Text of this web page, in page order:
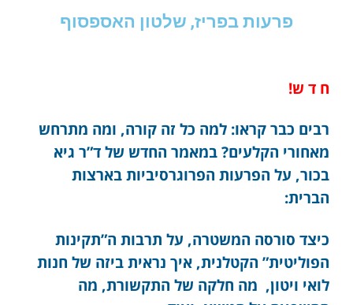
פרעות בפריז, שלטון האספסוף
ח ד ש!
רבים כבר קראו: למה כל זה קורה, ומה מתרחש
מאחורי הקלעים? במאמר החדש של ד”ר גיא
בכור, על הפרעות הפרוגרסיביות בארצות
הברית:
כיצד סורסה המשטרה, על תרבות ה”תקינות
הפוליטית” הקטלנית, איך נראית ביזה של חנות
לואי ויטון, מה חלקה של התקשורת, מה